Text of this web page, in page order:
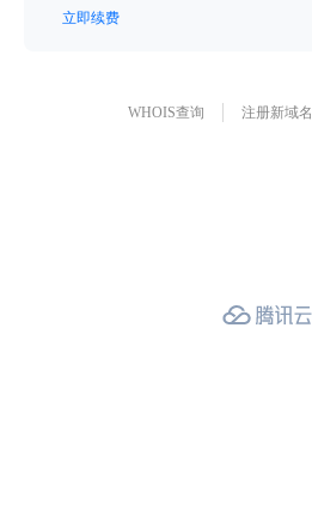
立即续费
WHOIS查询 注册新域名